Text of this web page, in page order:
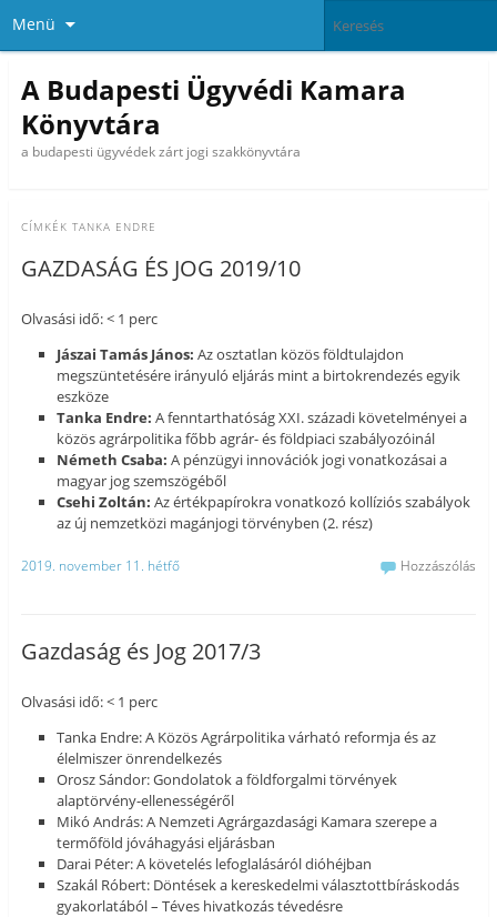
Menü
A Budapesti Ügyvédi Kamara
Könyvtára
a budapesti ügyvédek zárt jogi szakkönyvtára
CÍMKÉK TANKA ENDRE
GAZDASÁG ÉS JOG 2019/10
Olvasási idő: < 1 perc
Jászai Tamás János: Az osztatlan közös földtulajdon
megszüntetésére irányuló eljárás mint a birtokrendezés egyik
eszköze
Tanka Endre: A fenntarthatóság XXI. századi követelményei a
közös agrárpolitika főbb agrár- és földpiaci szabályozóinál
Németh Csaba: A pénzügyi innovációk jogi vonatkozásai a
magyar jog szemszögéből
Csehi Zoltán: Az értékpapírokra vonatkozó kollíziós szabályok
az új nemzetközi magánjogi törvényben (2. rész)
2019. november 11. hétfő Hozzászólás
Gazdaság és Jog 2017/3
Olvasási idő: < 1 perc
Tanka Endre: A Közös Agrárpolitika várható reformja és az
élelmiszer önrendelkezés
Orosz Sándor: Gondolatok a földforgalmi törvények
alaptörvény-ellenességéről
Mikó András: A Nemzeti Agrárgazdasági Kamara szerepe a
termőföld jóváhagyási eljárásban
Darai Péter: A követelés lefoglalásáról dióhéjban
Szakál Róbert: Döntések a kereskedelmi választottbíráskodás
gyakorlatából – Téves hivatkozás tévedésre